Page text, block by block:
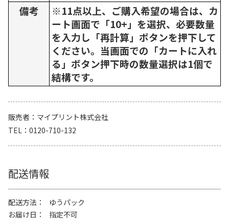
備考
※11点以上、ご購入希望の場合は、カ
ート画面で「10+」を選択、必要数量
を入力し「再計算」ボタンを押下して
ください。当画面での「カートに入れ
る」ボタン押下時の数量選択は1個で
結構です。
販売者
マイプリント株式会社
TEL
0120-710-132
配送情報
配送方法
ゆうパック
お届け日
指定不可